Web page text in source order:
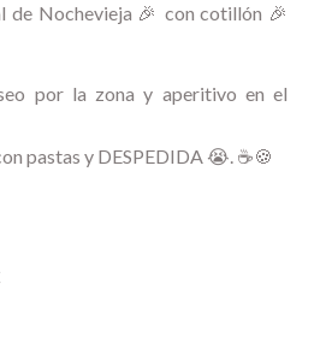
de Nochevieja 🎉 con cotillón 🎉
por la zona y aperitivo en el
pastas y DESPEDIDA 😭. ☕🍪